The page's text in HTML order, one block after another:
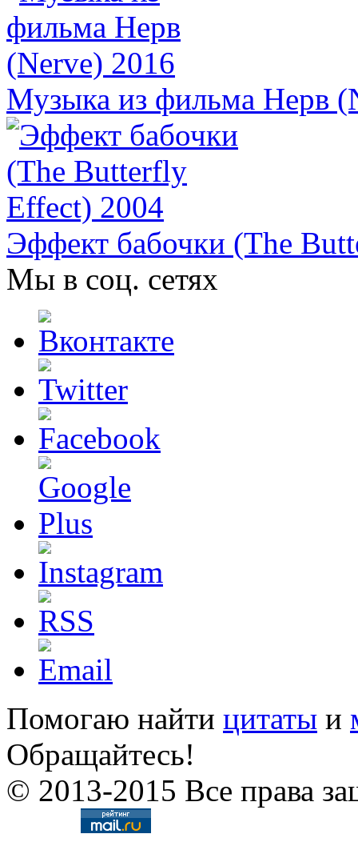
Музыка из фильма Нерв
Эффект бабочки (The
Мы в соц. сетях
Помогаю найти цитаты и
Обращайтесь!
© 2013-2015 Все права